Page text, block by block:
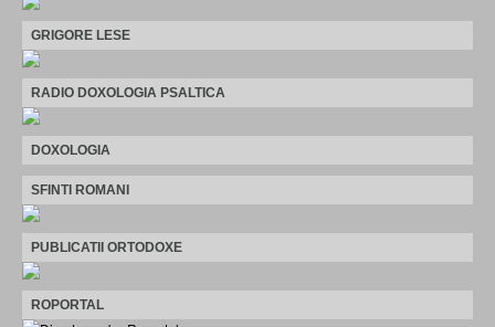
GRIGORE LESE
RADIO DOXOLOGIA PSALTICA
DOXOLOGIA
SFINTI ROMANI
PUBLICATII ORTODOXE
ROPORTAL